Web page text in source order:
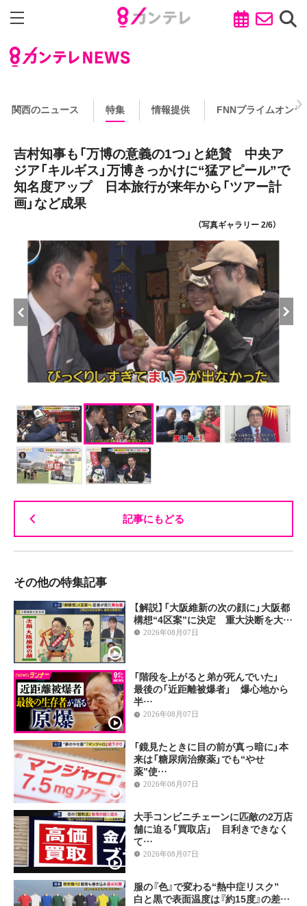
関西のニュース 特集 情報提供 FNNプライムオンラ
吉村知事も「万博の意義の1つ」と絶賛 中央ア
ジア「キルギス」万博きっかけに“猛アピール”で
知名度アップ 日本旅行が来年から「ツアー計
画」など成果
（写真ギャラリー 2/6）
記事にもどる
その他の特集記事
【解説】「大阪維新の次の顔に」大阪都
構想“4区案”に決定 重大決断を大…
2026年08月07日
「階段を上がると弟が死んでいた」
最後の「近距離被爆者」 爆心地から
半…
2026年08月07日
「鏡見たときに目の前が真っ暗に」本
来は「糖尿病治療薬」でも“やせ
薬”使…
2026年08月07日
大手コンビニチェーンに匹敵の2万店
舗に迫る「買取店」 目利きできなく
て…
2026年08月07日
服の『色』で変わる“熱中症リスク”
白と黒で表面温度は『約15度』の差…